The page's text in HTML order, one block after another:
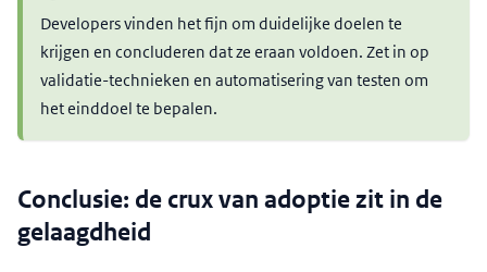
Developers vinden het fijn om duidelijke doelen te
krijgen en concluderen dat ze eraan voldoen. Zet in op
validatie-technieken en automatisering van testen om
het einddoel te bepalen.
Conclusie: de crux van adoptie zit in de
gelaagdheid